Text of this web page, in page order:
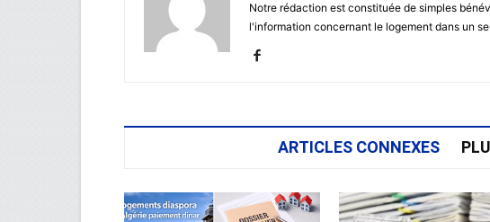
Notre rédaction est constituée de simples
l'information concernant le logement dans un
ARTICLES CONNEXES